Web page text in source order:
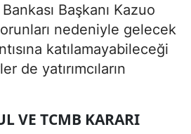
Başkanı Kazuo
nedeniyle gelecek
katılamayabileceği
de yatırımcıların
VE TCMB KARARI